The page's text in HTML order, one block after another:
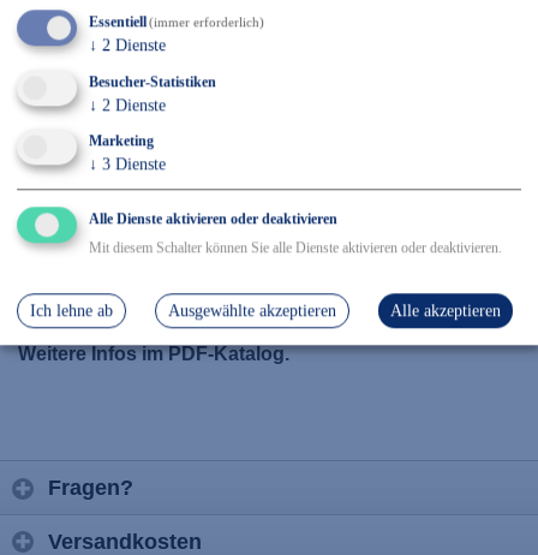
Essentiell(immer erforderlich)
↓ 2 Dienste
Besucher-Statistiken
↓ 2 Dienste
Marketing
↓ 3 Dienste
Alle Dienste aktivieren oder deaktivieren
Mit diesem Schalter können Sie alle Dienste aktivieren oder deaktivieren.
Ich lehne ab Ausgewählte akzeptieren Alle akzeptieren
✓ Kostenfreier Versand innerhalb DE ab 150€
✓ Versand mit DHL
✓ Kostenfreier Rückversand
Details
passt zu Parka 1835
Weitere Infos im PDF-Katalog.
Fragen?
Versandkosten